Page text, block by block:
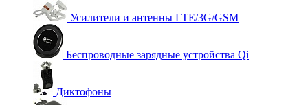
Усилители и антенны LTE/3G/GSM
Беспроводные зарядные устройства Qi
Диктофоны